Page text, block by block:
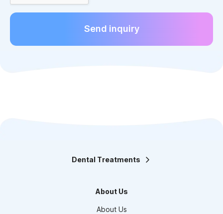
Send inquiry
Dental Treatments
Teeth Whitening
Maxillofacial Surgery
About Us
About Us